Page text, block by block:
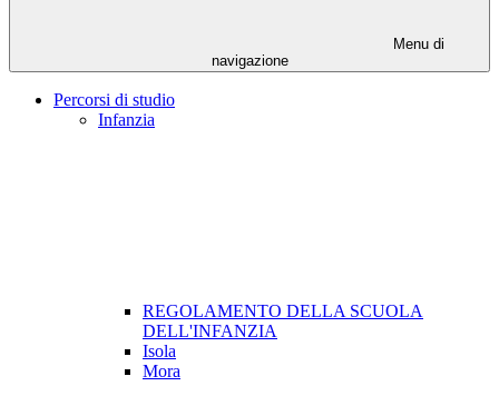
Menu di
navigazione
Percorsi di studio
Infanzia
REGOLAMENTO DELLA SCUOLA
DELL'INFANZIA
Isola
Mora